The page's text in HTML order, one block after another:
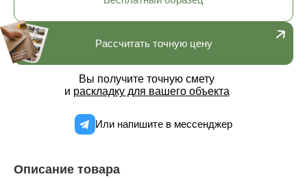
Рассчитать точную цену
Вы получите точную смету
и раскладку для вашего объекта
Или напишите в мессенджер
Описание товара